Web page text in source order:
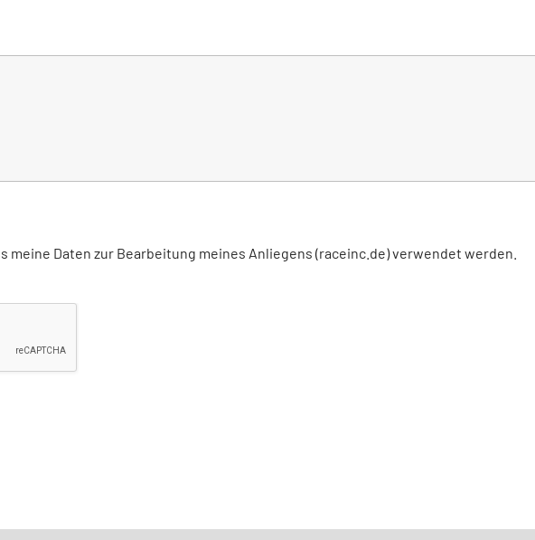
meine Daten zur Bearbeitung meines Anliegens (raceinc.de) verwendet werden.